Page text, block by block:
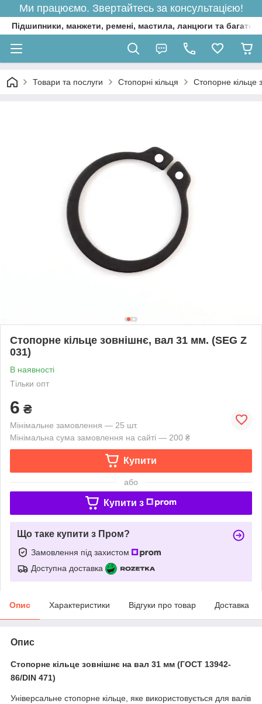
Ми працюємо. Звертайтесь за консультацією!
Підшипники, манжети, ремені, мастила, ланцюги та багато
Товари та послуги Стопорні кільця Стопорне кільце
Стопорне кільце зовнішнє, вал 31 мм. (SEG Z
031)
В наявності
Тільки опт
6 ₴
Мінімальне замовлення — 25 шт.
Мінімальна сума замовлення на сайті — 200 ₴
Купити
або
Купити з
Що таке купити з Пром?
Замовлення під захистом
Доступна доставка
Опис Характеристики Відгуки про товар Доставка
Опис
Стопорне кільце зовнішнє на вал 31 мм (ГОСТ 13942-
86/DIN 471)
Універсальне стопорне кільце, яке використовується для валів